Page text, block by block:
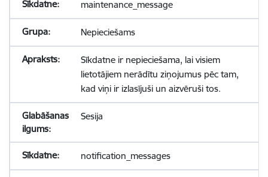
maintenance_message
Nepieciešams
Sīkdatne ir nepieciešama, lai visiem
lietotājiem nerādītu ziņojumus pēc tam,
kad viņi ir izlasījuši un aizvēruši tos.
Sesija
notification_messages